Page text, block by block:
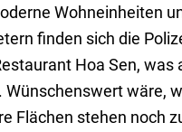
Wohneinheiten
finden sich die
Hoa Sen,
wäre,
Flächen stehen noch